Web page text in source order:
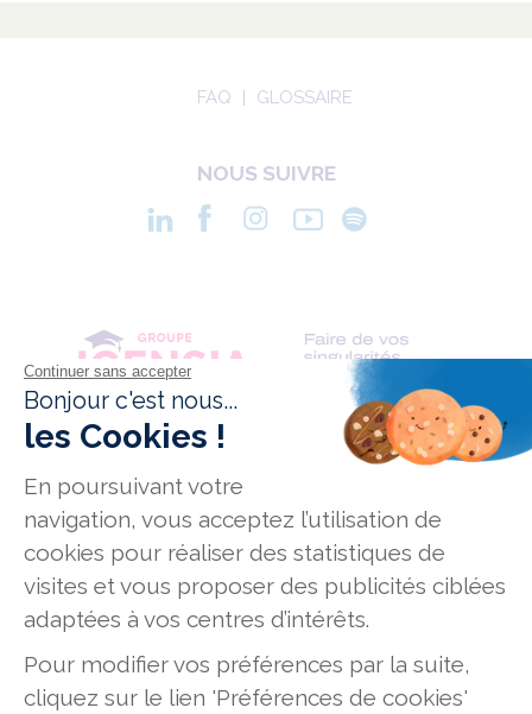
FAQ GLOSSAIRE
NOUS SUIVRE
Conditions générales de vente
Données personnelles
Mentions légales
Mission Handicap
Offres d'emploi
Plan du site